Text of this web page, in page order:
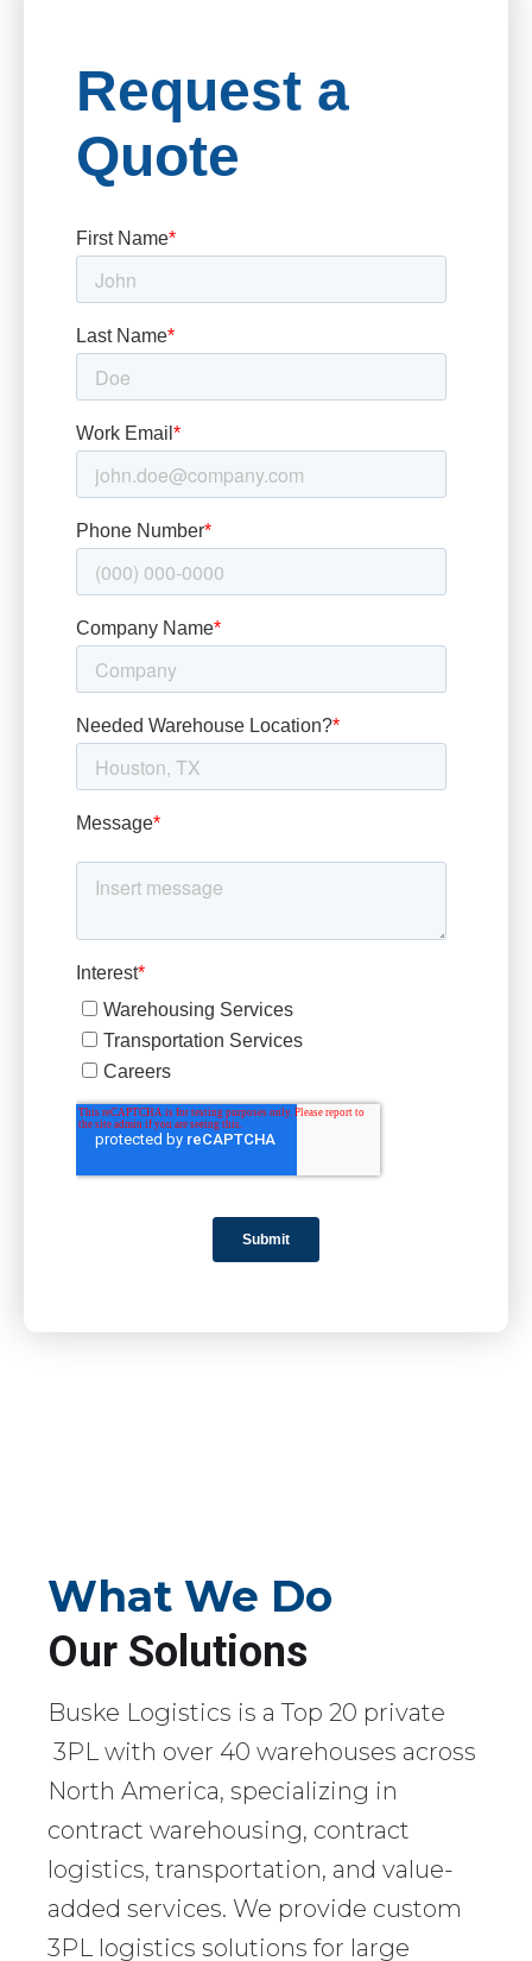
What We Do
Our Solutions
Buske Logistics is a Top 20 private
3PL with over 40 warehouses across
North America, specializing in
contract warehousing, contract
logistics, transportation, and value-
added services. We provide custom
3PL logistics solutions for large